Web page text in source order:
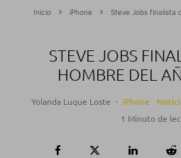
Inicio iPhone Steve Jobs finalista
STEVE JOBS
HOMBRE DEL
Yolanda Luque Loste · iPhone
1 Minuto de